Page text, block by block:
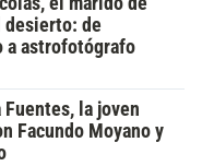
desierto: de
a astrofotógrafo
la joven
Facundo Moyano y